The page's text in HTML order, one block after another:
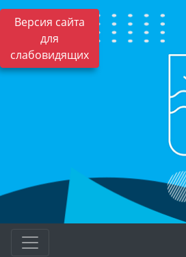
Версия сайта
для
слабовидящих